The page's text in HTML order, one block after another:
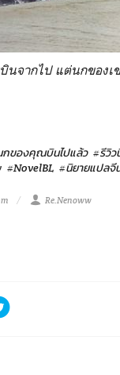
บินจากไป แต่นกของ
กของคุณบินไปแล้ว #รีวิว
#NovelBL #นิยายแปลจี
Re.Nenoww